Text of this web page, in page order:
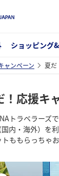
ショッピング
ャンペーン 夏だ
！応援キ
トラベラーズ
内・海外）を
ももらっちゃお